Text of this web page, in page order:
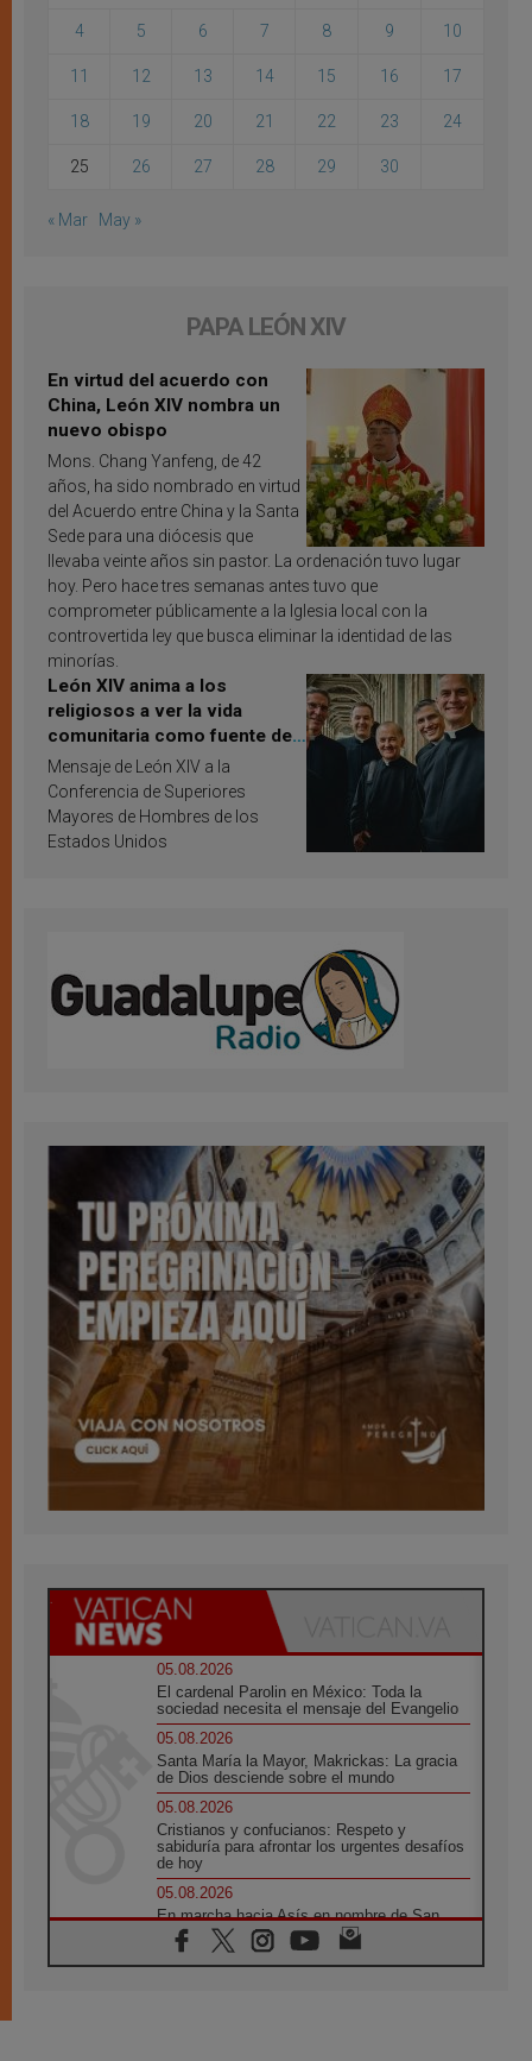
4 5 6 7 8 9 10
11 12 13 14 15 16 17
18 19 20 21 22 23 24
25 26 27 28 29 30
« Mar May »
PAPA LEÓN XIV
En virtud del acuerdo con
China, León XIV nombra un
nuevo obispo
Mons. Chang Yanfeng, de 42
años, ha sido nombrado en virtud
del Acuerdo entre China y la Santa
Sede para una diócesis que
llevaba veinte años sin pastor. La ordenación tuvo lugar
hoy. Pero hace tres semanas antes tuvo que
comprometer públicamente a la Iglesia local con la
controvertida ley que busca eliminar la identidad de las
minorías.
León XIV anima a los
religiosos a ver la vida
comunitaria como fuente de
inspiración y santificación
Mensaje de León XIV a la
Conferencia de Superiores
Mayores de Hombres de los
Estados Unidos
05.08.2026
El cardenal Parolin en México: Toda la
sociedad necesita el mensaje del Evangelio
05.08.2026
Santa María la Mayor, Makrickas: La gracia
de Dios desciende sobre el mundo
05.08.2026
Cristianos y confucianos: Respeto y
sabiduría para afrontar los urgentes desafíos
de hoy
05.08.2026
En marcha hacia Asís en nombre de San
Francisco, a la espera de León
05.08.2026